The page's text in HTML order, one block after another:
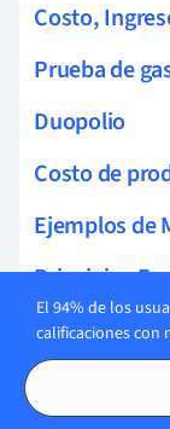
Costo,
Prueba de
Duopolio
Costo de
Ejemplos de
Principios
Cambio en
El 94% de los
calificaciones